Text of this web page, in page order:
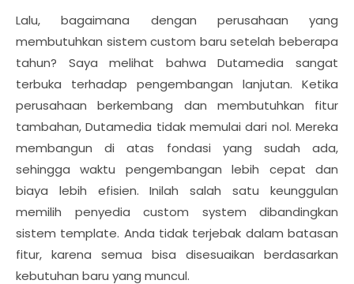
Lalu, bagaimana dengan perusahaan yang
membutuhkan sistem custom baru setelah beberapa
tahun? Saya melihat bahwa Dutamedia sangat
terbuka terhadap pengembangan lanjutan. Ketika
perusahaan berkembang dan membutuhkan fitur
tambahan, Dutamedia tidak memulai dari nol. Mereka
membangun di atas fondasi yang sudah ada,
sehingga waktu pengembangan lebih cepat dan
biaya lebih efisien. Inilah salah satu keunggulan
memilih penyedia custom system dibandingkan
sistem template. Anda tidak terjebak dalam batasan
fitur, karena semua bisa disesuaikan berdasarkan
kebutuhan baru yang muncul.